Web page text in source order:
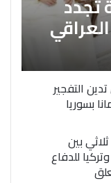
التفجير
بسوريا
بين
للدفاع